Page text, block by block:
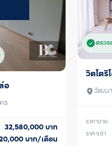
อ
ร
32,580,000บาท
บาท/เดือน
ตรวจ
ขาย/เ
วิตโตริ
วัฒน
ราคาขาย
ราคาเช่า